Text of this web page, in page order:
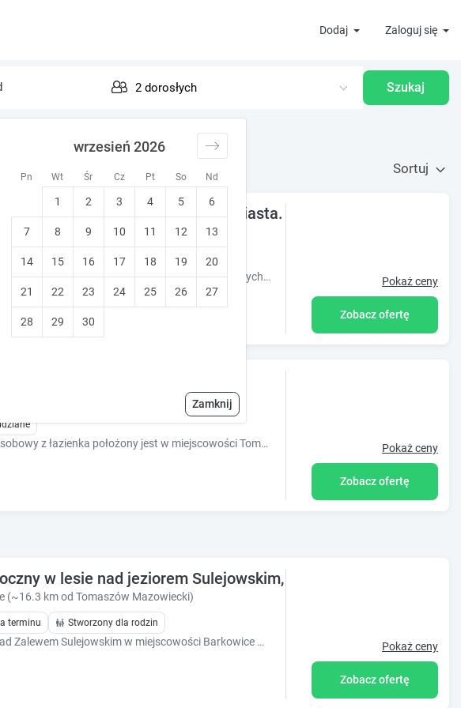
Dodaj Zaloguj się
Pn Wt Śr Cz Pt So Nd
wrzesień 2026
1 2 3 4 5 6
7 8 9 10 11 12 13
14 15 16 17 18 19 20
21 22 23 24 25 26 27
28 29 30
Zamknij
Szukaj
Sortuj
dla firm w centrum miasta.
Komfortowe apartamenty w centrum na wyłączność dla wynajmujących. Kwatery dla pracowników w wysokim standardzie. Pokaż ceny
Zobacz ofertę
Obiekt Pokoj dwuosobowy z łazienka położony jest w miejscowości Tomaszów Mazowiecki. Goście mogą korzystać z bezpłatnego WiFi we wszystkich p Pokaż ceny
Zobacz ofertę
w lesie nad jeziorem Sulejowskim, Barkowice Mokre
(~16.3 km od Tomaszów Mazowiecki)
terminu Stworzony dla rodzin
Domek położony nad Zalewem Sulejowskim w miejscowości Barkowice Mokre. Dookoła las. Zalew bardzo blisko - około 200 metrów. Pokaż ceny
Zobacz ofertę